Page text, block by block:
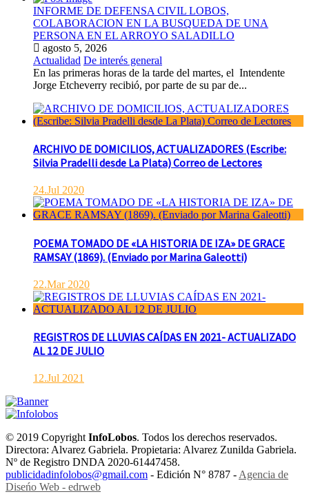
INFORME DE DEFENSA CIVIL LOBOS,
COLABORACION EN LA BUSQUEDA DE UNA
PERSONA EN EL ARROYO SALADILLO
agosto 5, 2026
Actualidad De interés general
En las primeras horas de la tarde del martes, el Intendente
Jorge Etcheverry recibió, por parte de su par de...
ARCHIVO DE DOMICILIOS, ACTUALIZADORES (Escribe:
Silvia Pradelli desde La Plata) Correo de Lectores
24.Jul 2020
POEMA TOMADO DE «LA HISTORIA DE IZA» DE GRACE
RAMSAY (1869). (Enviado por Marina Galeotti)
22.Mar 2020
REGISTROS DE LLUVIAS CAÍDAS EN 2021- ACTUALIZADO
AL 12 DE JULIO
12.Jul 2021
© 2019 CopyrightInfoLobos. Todos los derechos reservados.
Directora: Alvarez Gabriela. Propietaria: Alvarez Zunilda Gabriela.
Nº de Registro DNDA 2020-61447458.
publicidadinfolobos@gmail.com - Edición N° 8787 -Agencia de
Diseńo Web - edrweb